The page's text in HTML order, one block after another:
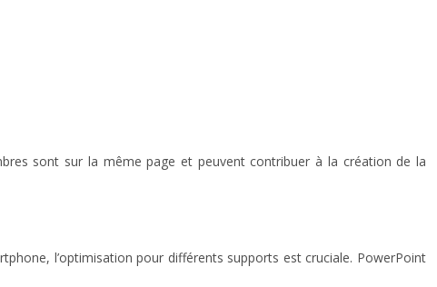
sont sur la même page et peuvent contribuer à la création de la
l’optimisation pour différents supports est cruciale. PowerPoint